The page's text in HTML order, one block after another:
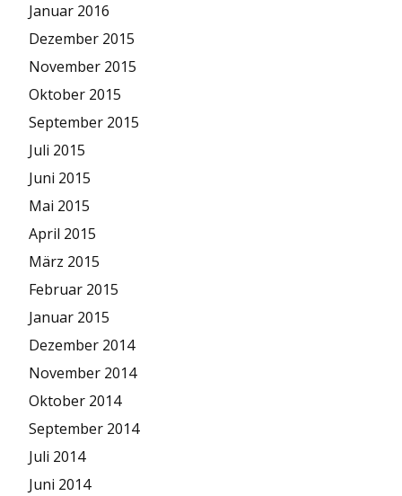
Januar 2016
Dezember 2015
November 2015
Oktober 2015
September 2015
Juli 2015
Juni 2015
Mai 2015
April 2015
März 2015
Februar 2015
Januar 2015
Dezember 2014
November 2014
Oktober 2014
September 2014
Juli 2014
Juni 2014